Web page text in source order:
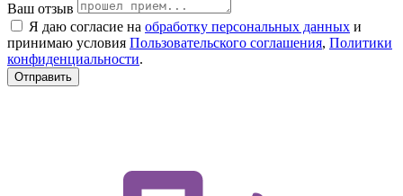
Ваш отзыв
Я даю согласие на обработку персональных данных и
принимаю условия Пользовательского соглашения, Политики
конфиденциальности.